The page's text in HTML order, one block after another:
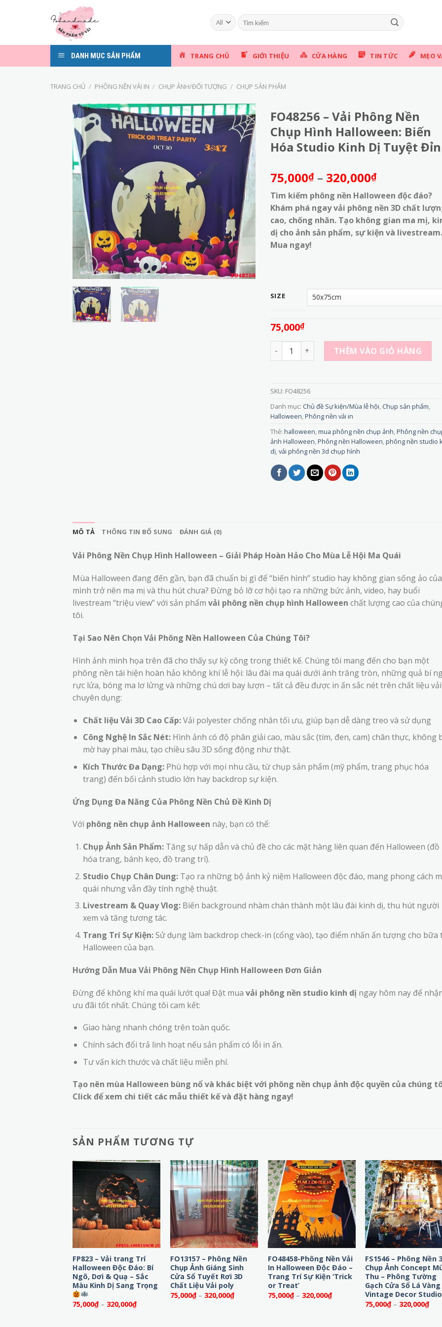
Tìm
kiếm:
DANH MỤC SẢN PHẨM TRANG CHỦ GIỚI THIỆU CỬA HÀNG TIN TỨC MẸO
TRANG CHỦ / PHÔNG NỀN VẢI IN / CHỤP ẢNH/ĐỐI TƯỢNG / CHỤP SẢN PHẨM
FO48256 – Vải Phông Nền
Chụp Hình Halloween: Biến
Hóa Studio Kinh Dị Tuyệt
75,000₫ – 320,000₫Khoảng
từ
75,000₫
đến
320,000₫
Tìm kiếm phông nền Halloween độc đáo?
Khám phá ngay vải phông nền 3D chất
cao, chống nhăn. Tạo không gian ma mị,
dị cho ảnh sản phẩm, sự kiện và livestream.
Mua ngay!
SIZE
75,000₫
FO48256 - Vải Phông Nền Chụp Hình
THÊM VÀO GIỎ HÀNG
SKU: FO48256
Danh mục: Chủ đề Sự kiện/Mùa lễ hội Chụp sản phẩm
Halloween Phông nền vải in
Thẻ: halloween mua phông nền chụp ảnh Phông nền
ảnh Halloween Phông nền Halloween phông nền studio
dị, vải phông nền 3d chụp hình
MÔ TẢ THÔNG TIN BỔ SUNG ĐÁNH GIÁ (0)
Vải Phông Nền Chụp Hình Halloween – Giải Pháp Hoàn Hảo Cho Mùa Lễ Hội Ma Quái
Mùa Halloween đang đến gần, bạn đã chuẩn bị gì để “biến hình” studio hay không gian sống ảo của
mình trở nên ma mị và thu hút chưa? Đừng bỏ lỡ cơ hội tạo ra những bức ảnh, video, hay buổi
livestream “triệu view” với sản phẩm vải phông nền chụp hình Halloween chất lượng cao của
tôi.
Tại Sao Nên Chọn Vải Phông Nền Halloween Của Chúng Tôi?
Hình ảnh minh họa trên đã cho thấy sự kỳ công trong thiết kế. Chúng tôi mang đến cho bạn một
phông nền tái hiện hoàn hảo không khí lễ hội: lâu đài ma quái dưới ánh trăng tròn, những quả bí
rực lửa, bóng ma lơ lửng và những chú dơi bay lượn – tất cả đều được in ấn sắc nét trên chất liệu vải
chuyên dụng:
Chất liệu Vải 3D Cao Cấp:Vải polyester chống nhăn tối ưu, giúp bạn dễ dàng treo và sử dụng
Công Nghệ In Sắc Nét:Hình ảnh có độ phân giải cao, màu sắc (tím, đen, cam) chân thực, không
mờ hay phai màu, tạo chiều sâu 3D sống động như thật.
Kích Thước Đa Dạng:Phù hợp với mọi nhu cầu, từ chụp sản phẩm (mỹ phẩm, trang phục hóa
trang) đến bối cảnh studio lớn hay backdrop sự kiện.
Ứng Dụng Đa Năng Của Phông Nền Chủ Đề Kinh Dị
Với phông nền chụp ảnh Halloween này, bạn có thể:
Chụp Ảnh Sản Phẩm:Tăng sự hấp dẫn và chủ đề cho các mặt hàng liên quan đến Halloween (đồ
hóa trang, bánh kẹo, đồ trang trí).
Studio Chụp Chân Dung:Tạo ra những bộ ảnh kỷ niệm Halloween độc đáo, mang phong cách
quái nhưng vẫn đầy tính nghệ thuật.
Livestream & Quay Vlog:Biến background nhàm chán thành một lâu đài kinh dị, thu hút người
xem và tăng tương tác.
Trang Trí Sự Kiện:Sử dụng làm backdrop check-in (cổng vào), tạo điểm nhấn ấn tượng cho bữa
Halloween của bạn.
Hướng Dẫn Mua Vải Phông Nền Chụp Hình Halloween Đơn Giản
Đừng để không khí ma quái lướt qua! Đặt mua vải phông nền studio kinh dị ngay hôm nay để
ưu đãi tốt nhất. Chúng tôi cam kết:
Giao hàng nhanh chóng trên toàn quốc.
Chính sách đổi trả linh hoạt nếu sản phẩm có lỗi in ấn.
Tư vấn kích thước và chất liệu miễn phí.
Tạo nên mùa Halloween bùng nổ và khác biệt với phông nền chụp ảnh độc quyền của chúng
Click để xem chi tiết các mẫu thiết kế và đặt hàng ngay!
SẢN PHẨM TƯƠNG TỰ
FP823 – Vải trang Trí
Halloween Độc Đáo: Bí
Ngô, Dơi & Quạ – Sắc
Màu Kinh Dị Sang Trọng
75,000₫ – 320,000₫Khoảng
giá:
FO13157 – Phông Nền
Chụp Ảnh Giáng Sinh
Cửa Sổ Tuyết Rơi 3D
Chất Liệu Vải poly
75,000₫ – 320,000₫Khoảng
giá:
FO48458-Phông Nền Vải
In Halloween Độc Đáo –
Trang Trí Sự Kiện ‘Trick
or Treat’
75,000₫ – 320,000₫Khoảng
giá:
FS1546 – Phông Nền
Chụp Ảnh Concept
Thu – Phông Tường
Gạch Cửa Sổ Lá Vàng
Vintage Decor Studio
75,000₫ – 320,000₫